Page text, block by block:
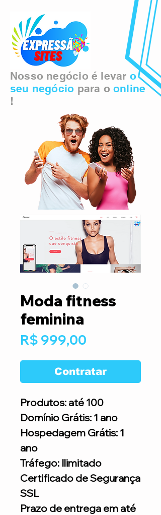
Nosso negócio é levar o
seu negócio para o online
!
Moda fitness
feminina
R$ 999,00
Contratar
Produtos: até 100
Domínio Grátis: 1 ano
Hospedagem Grátis: 1
ano
Tráfego: Ilimitado
Certificado de Segurança
SSL
Prazo de entrega em até